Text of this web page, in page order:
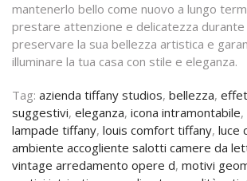
mantenerlo bello come nuovo a lungo
prestare attenzione e delicatezza durante
preservare la sua bellezza artistica e
illuminare la tua casa con stile e eleganza.
Tag: azienda tiffany studios, bellezza,
suggestivi, eleganza, icona intramontabile,
lampade tiffany, louis comfort tiffany, luce
ambiente accogliente salotti camere da
vintage arredamento opere d, motivi